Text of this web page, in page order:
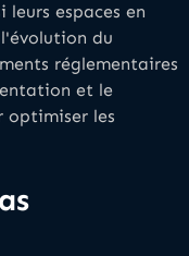
espaces en
du
réglementaires
et le
optimiser les